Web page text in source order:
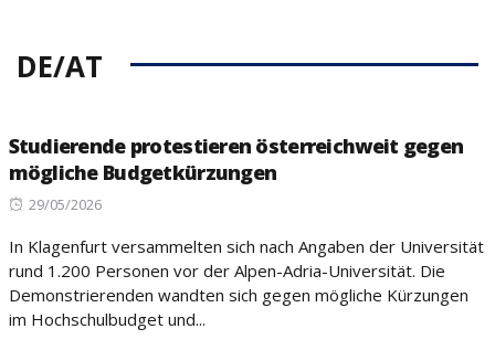
DE/AT
Studierende protestieren österreichweit gegen
mögliche Budgetkürzungen
Posted
29/05/2026
In Klagenfurt versammelten sich nach Angaben der Universität
rund 1.200 Personen vor der Alpen-Adria-Universität. Die
Demonstrierenden wandten sich gegen mögliche Kürzungen
im Hochschulbudget und...